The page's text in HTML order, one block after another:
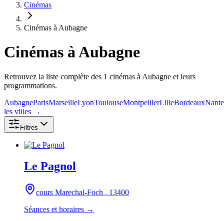
Cinémas
Cinémas à Aubagne
Cinémas à Aubagne
Retrouvez la liste complète des 1 cinémas à Aubagne et leurs
programmations.
AubagneParisMarseilleLyonToulouseMontpellierLilleBordeaux
les villes →
Filtres
Le Pagnol
cours Marechal-Foch , 13400
Séances et horaires →